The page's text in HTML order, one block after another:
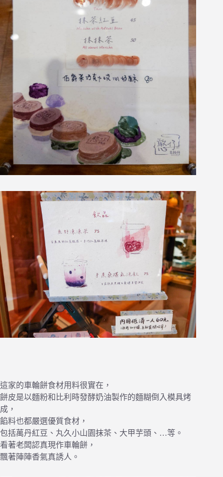
這家的車輪餅食材用料很實在，
餅皮是以麵粉和比利時發酵奶油製作的麵糊倒入模具烤
成，
餡料也都嚴選優質食材，
包括萬丹紅豆、丸久小山園抹茶、大甲芋頭、…等。
看著老闆認真現作車輪餅，
飄著陣陣香氣真誘人。